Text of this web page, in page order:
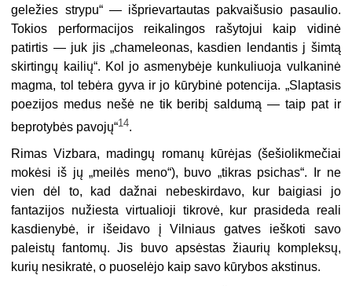
geležies strypu“ — išprievartautas pakvaišusio pasaulio.
Tokios performacijos reikalingos rašytojui kaip vidinė
patirtis — juk jis „chameleonas, kasdien lendantis j šimtą
skirtingų kailių“. Kol jo asmenybėje kunkuliuoja vulkaninė
magma, tol tebėra gyva ir jo kūrybinė potencija. „Slaptasis
poezijos medus nešė ne tik beribį saldumą — taip pat ir
beprotybės pavojų“14.
Rimas Vizbara, madingų romanų kūrėjas (šešiolikmečiai
mokėsi iš jų „meilės meno“), buvo „tikras psichas“. Ir ne
vien dėl to, kad dažnai nebeskirdavo, kur baigiasi jo
fantazijos nužiesta virtualioji tikrovė, kur prasideda reali
kasdienybė, ir išeidavo į Vilniaus gatves ieškoti savo
paleistų fantomų. Jis buvo apsėstas žiaurių kompleksų,
kurių nesikratė, o puoselėjo kaip savo kūrybos akstinus.